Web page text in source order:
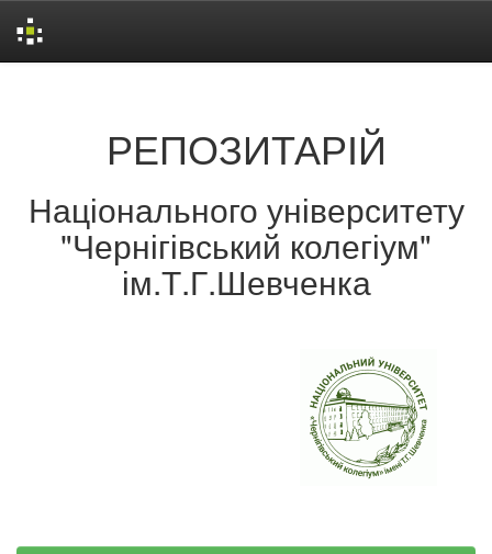
РЕПОЗИТАРІЙ
Національного університету
"Чернігівський колегіум"
ім.Т.Г.Шевченка